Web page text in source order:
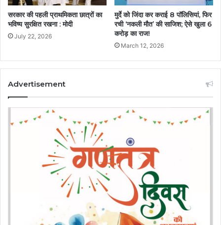
सरकार की पहली प्राथमिकता छात्रों का
भविष्य सुरक्षित रखना : मोदी
July 22, 2026
मुर्दे को जिंदा कर कराई 8 पॉलिसियां, फिर
रची ‘नकली मौत’ की साजिश; ऐसे खुला 6
करोड़ का राज!
March 12, 2026
Advertisement